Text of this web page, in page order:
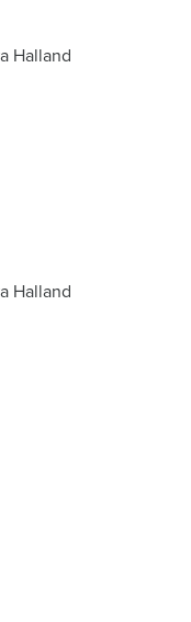
Halland
Halland